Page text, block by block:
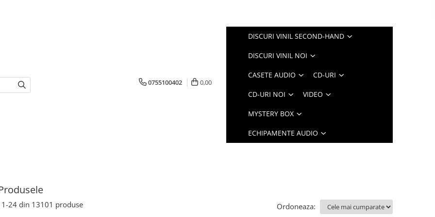
0755100402 0,00
DISCURI VINIL SECOND-HAND
DISCURI VINIL NOI
CASETE AUDIO CD-URI
CD-URI NOI VIDEO
MYSTERY BOX
ECHIPAMENTE AUDIO
1-24 din 13101 produse Ordoneaza: